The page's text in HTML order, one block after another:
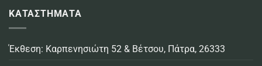
ΚΑΤΑΣΤΗΜΑΤΑ
Έκθεση: Καρπενησιώτη 52 & Βέτσου, Πάτρα, 26333